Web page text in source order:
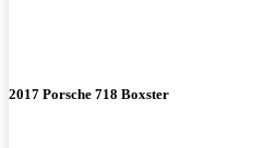
2017 Porsche 718 Boxster